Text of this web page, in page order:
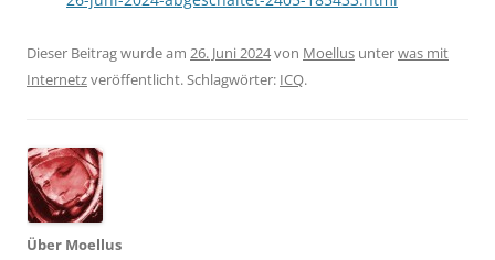
Dieser Beitrag wurde am 26. Juni 2024von Moellus unterwas mit
Internetzveröffentlicht. Schlagwörter: ICQ.
Über Moellus